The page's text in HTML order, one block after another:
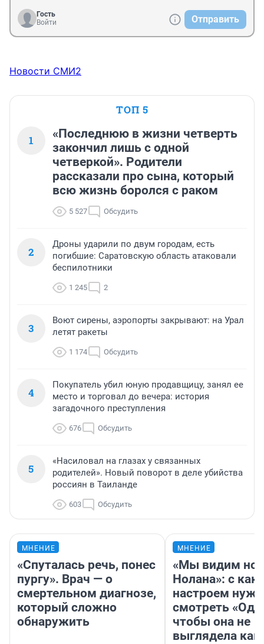
Гость
Войти
Отправить
Новости СМИ2
ТОП 5
1
«Последнюю в жизни четверть
закончил лишь с одной
четверкой». Родители
рассказали про сына, который
всю жизнь боролся с раком
5 527 Обсудить
2
Дроны ударили по двум городам, есть
погибшие: Саратовскую область атаковали
беспилотники
1 245 2
3
Воют сирены, аэропорты закрывают: на Урал
летят ракеты
1 174 Обсудить
4
Покупатель убил юную продавщицу, занял ее
место и торговал до вечера: история
загадочного преступления
676 Обсудить
5
«Насиловал на глазах у связанных
родителей». Новый поворот в деле убийства
россиян в Таиланде
603 Обсудить
МНЕНИЕ
«Спуталась речь, понес
пургу». Врач — о
смертельном диагнозе,
который сложно
обнаружить
МНЕНИЕ
«Мы видим
Нолана»: с
настроем
смотреть
чтобы она не
выглядела как